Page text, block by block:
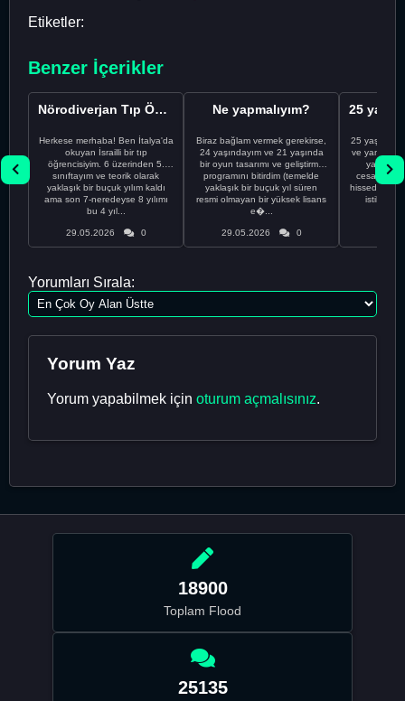
Etiketler:
Benzer İçerikler
Nörodiverjan Tıp Öğrencisi Yeni Bir Yol Arıyor
Herkese merhaba! Ben İtalya'da
okuyan İsrailli bir tıp
öğrencisiyim. 6 üzerinden 5.
sınıftayım ve teorik olarak
yaklaşık bir buçuk yılım kaldı
ama son 7-neredeyse 8 yılımı
bu 4 yıl...
29.05.2026 0
Ne yapmalıyım?
Biraz bağlam vermek gerekirse,
24 yaşındayım ve 21 yaşında
bir oyun tasarımı ve geliştirme
programını bitirdim (temelde
yaklaşık bir buçuk yıl süren
resmi olmayan bir yüksek lisans
e�...
29.05.2026 0
25
ve yanlış
cesaretimin
Yorumları Sırala:
Yorum Yaz
Yorum yapabilmek için oturum açmalısınız.
18900
Toplam Flood
25135